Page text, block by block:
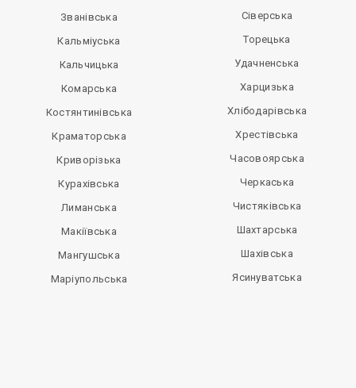
Званівська
Кальміуська
Кальчицька
Комарська
Костянтинівська
Краматорська
Криворізька
Курахівська
Лиманська
Макіївська
Мангушська
Маріупольська
Сіверська
Торецька
Удачненська
Харцизька
Хлібодарівська
Хрестівська
Часовоярська
Черкаська
Чистяківська
Шахтарська
Шахівська
Ясинуватська